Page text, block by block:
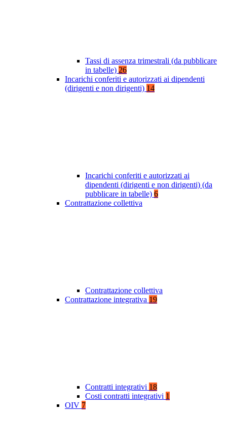
Tassi di assenza trimestrali (da pubblicare
in tabelle) 26
Incarichi conferiti e autorizzati ai dipendenti
(dirigenti e non dirigenti) 14
Incarichi conferiti e autorizzati ai
dipendenti (dirigenti e non dirigenti) (da
pubblicare in tabelle) 6
Contrattazione collettiva
Contrattazione collettiva
Contrattazione integrativa 19
Contratti integrativi 18
Costi contratti integrativi 1
OIV 7